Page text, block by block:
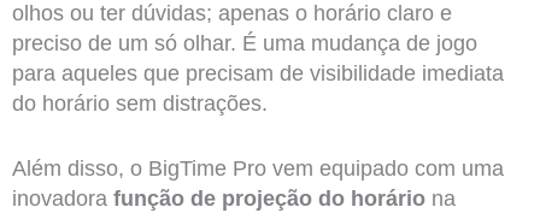
olhos ou ter dúvidas; apenas o horário claro e
preciso de um só olhar. É uma mudança de jogo
para aqueles que precisam de visibilidade imediata
do horário sem distrações.
Além disso, o BigTime Pro vem equipado com uma
inovadora função de projeção do horáriona